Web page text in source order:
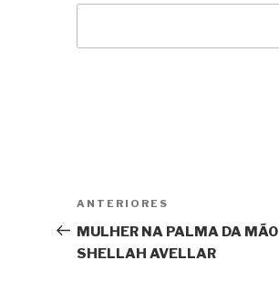
Navegação
de
Post
Post
anterior
ANTERIORES
MULHER NA PALMA DA MÃO
SHELLAH AVELLAR